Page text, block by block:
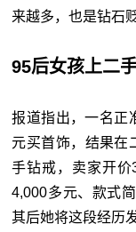
来越多，也是钻石
95后女孩上二
报道指出，一名正
元买首饰，结果在
手钻戒，卖家开
4,000多元、款式
其后她将这段经历